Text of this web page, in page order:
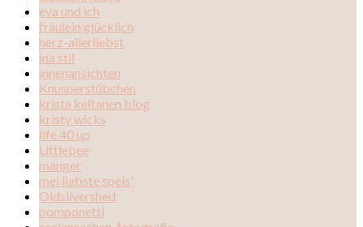
eva und ich
fräulein glücklich
herz-allerliebst
ina stil
innenansichten
Knusperstübchen
krista keltanen blog
kristy wicks
life 40 up
Littlebee
manger
mei liabste speis'
Oldsilvershed
pomponetti